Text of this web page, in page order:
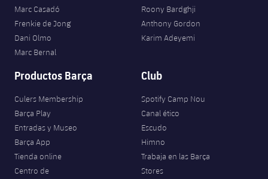
Marc Casadó
Frenkie de Jong
Dani Olmo
Marc Bernal
Roony Bardghji
Anthony Gordon
Karim Adeyemi
Productos Barça
Culers Membership
Barça Play
Entradas y Museo
Barça App
Tienda online
Centro de
Club
Spotify Camp Nou
Canal ético
Escudo
Himno
Trabaja en las Barça
Stores